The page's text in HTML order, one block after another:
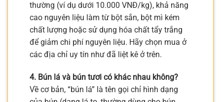
thường (ví dụ dưới 10.000 VNĐ/kg), khả năng
cao nguyên liệu làm từ bột sắn, bột mì kém
chất lượng hoặc sử dụng hóa chất tẩy trắng
để giảm chi phí nguyên liệu. Hãy chọn mua ở
các địa chỉ uy tín như đã liệt kê ở trên.
4. Bún lá và bún tươi có khác nhau không?
Về cơ bản, “bún lá” là tên gọi chỉ hình dạng